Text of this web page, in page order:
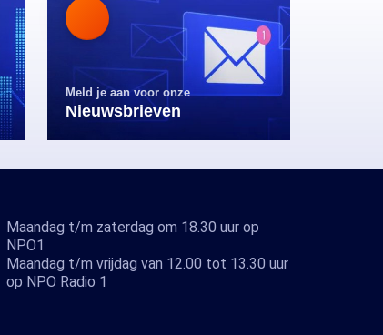
Meld je aan voor onze
Nieuwsbrieven
Maandag t/m zaterdag om 18.30 uur op
NPO1
Maandag t/m vrijdag van 12.00 tot 13.30 uur
op NPO Radio 1